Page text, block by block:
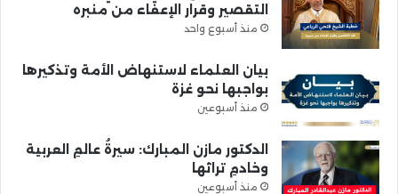
التقصير وقرار الإعفاء من منبره
منذ أسبوع واحد
بيان العلماء لاستنهاض الأمة وتذكيرها
بواجبها نحو غزة
منذ أسبوعين
الدكتور مازن المبارك: سيرةُ عالمِ العربية
وخادمِ تراثها
منذ أسبوعين